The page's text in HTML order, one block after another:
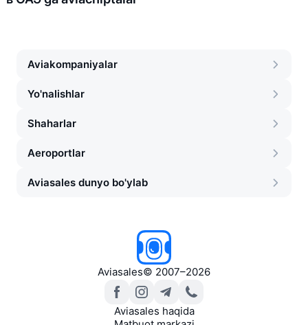
Aviakompaniyalar
Yo'nalishlar
Shaharlar
Aeroportlar
Aviasales dunyo bo'ylab
Aviasales© 2007–2026
Aviasales haqida